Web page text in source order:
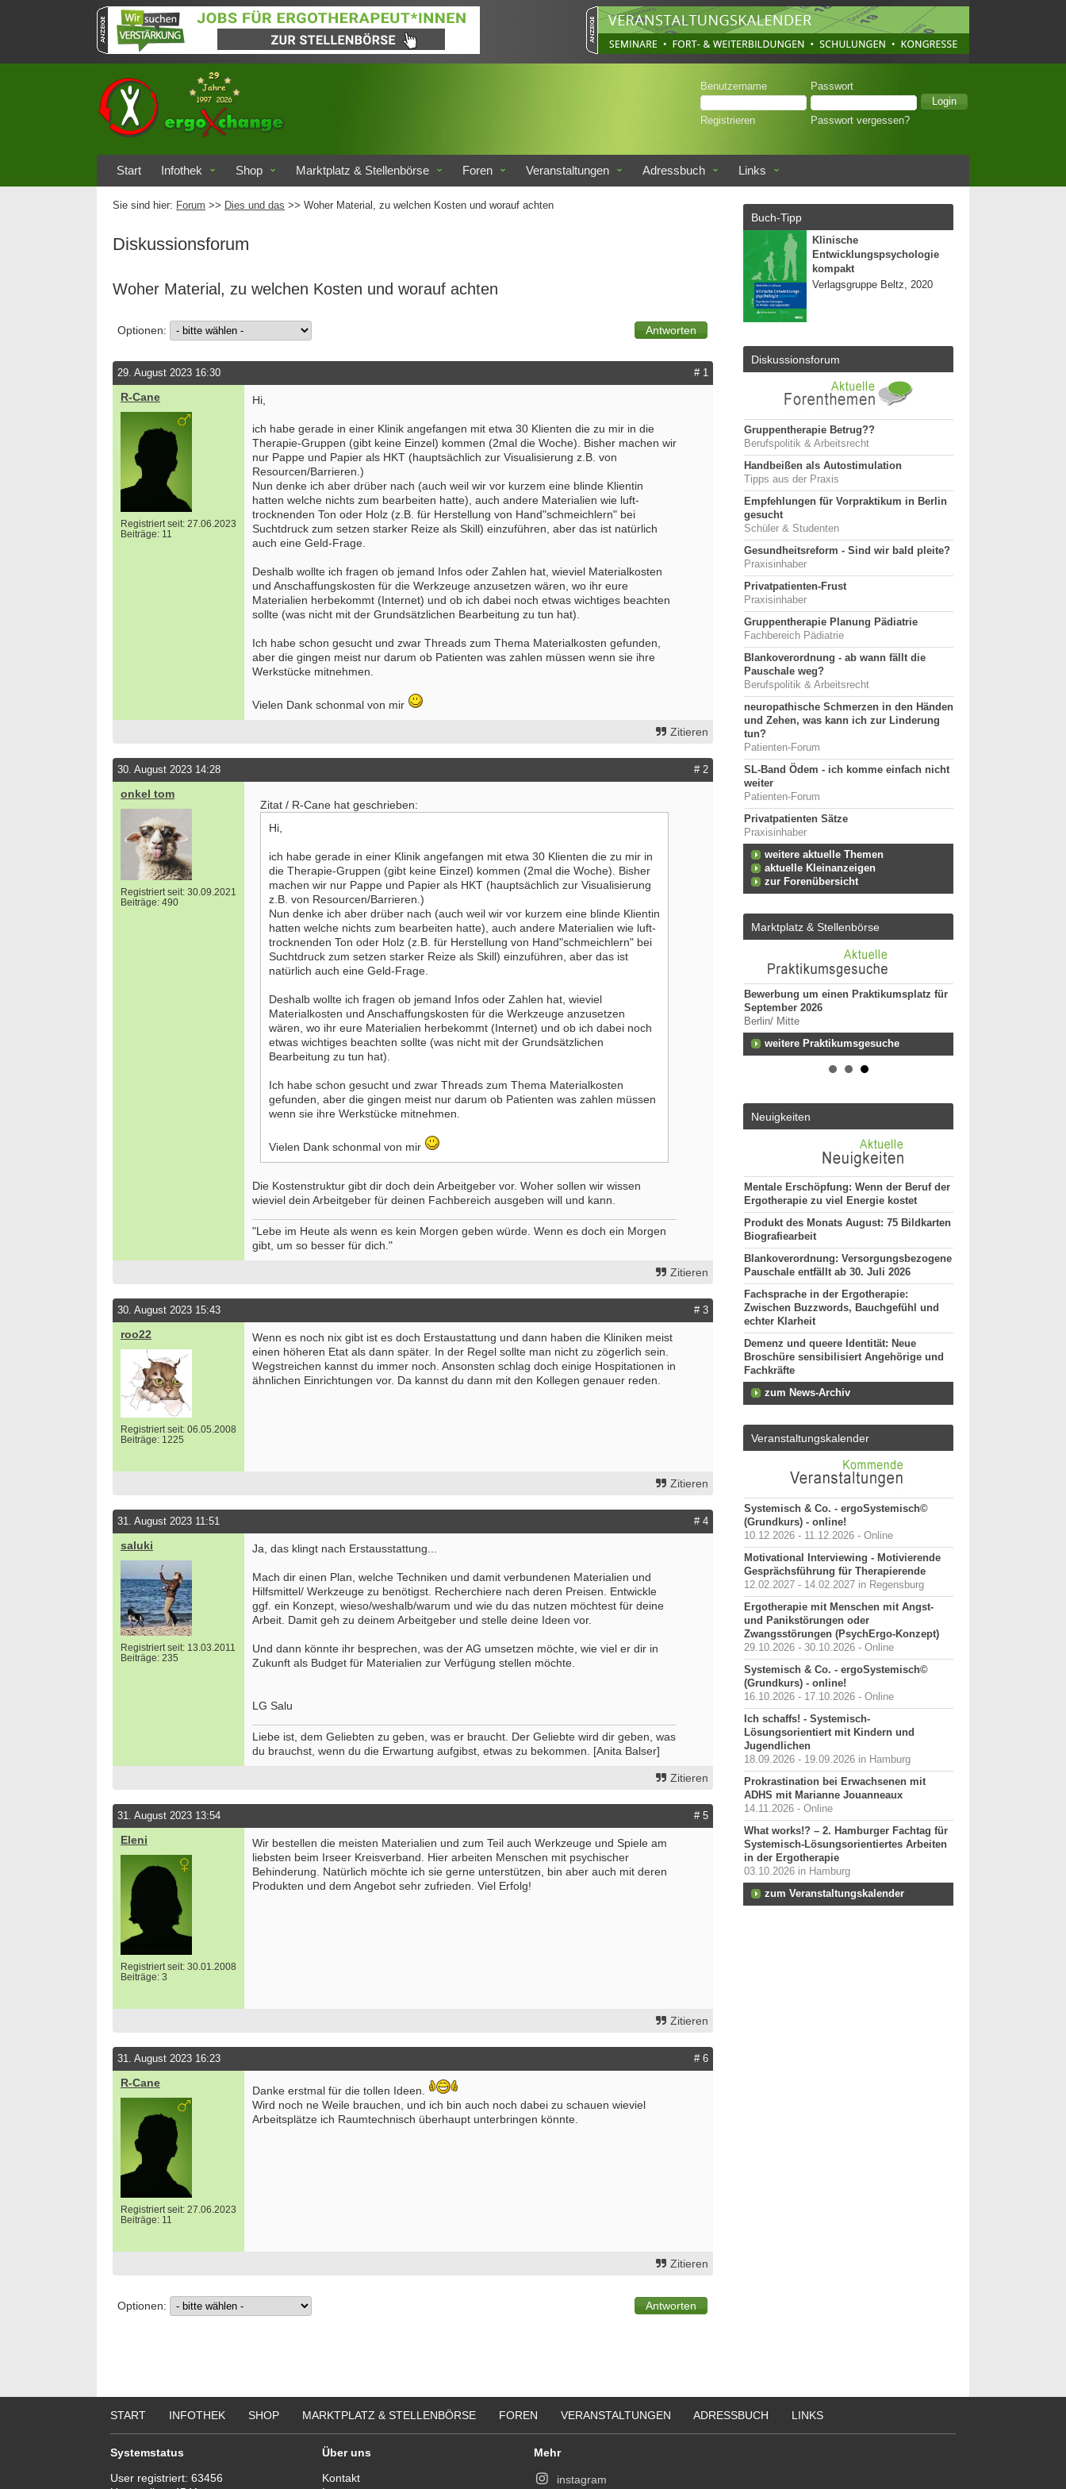
Benutzername Passwort
Registrieren Passwort vergessen?
Start Infothek Shop Marktplatz & Stellenbörse Foren Veranstaltungen Adressbuch Links
Sie sind hier: Forum >> Dies und das >> Woher Material, zu welchen Kosten und worauf achten
Diskussionsforum
Woher Material, zu welchen Kosten und worauf achten
Optionen:
29. August 2023 16:30 # 1
R-Cane
Registriert seit: 27.06.2023
Beiträge: 11
Hi,
ich habe gerade in einer Klinik angefangen mit etwa 30 Klienten die zu mir in die
Therapie-Gruppen (gibt keine Einzel) kommen (2mal die Woche). Bisher machen wir
nur Pappe und Papier als HKT (hauptsächlich zur Visualisierung z.B. von
Resourcen/Barrieren.)
Nun denke ich aber drüber nach (auch weil wir vor kurzem eine blinde Klientin
hatten welche nichts zum bearbeiten hatte), auch andere Materialien wie luft-
trocknenden Ton oder Holz (z.B. für Herstellung von Hand"schmeichlern" bei
Suchtdruck zum setzen starker Reize als Skill) einzuführen, aber das ist natürlich
auch eine Geld-Frage.
Deshalb wollte ich fragen ob jemand Infos oder Zahlen hat, wieviel Materialkosten
und Anschaffungskosten für die Werkzeuge anzusetzen wären, wo ihr eure
Materialien herbekommt (Internet) und ob ich dabei noch etwas wichtiges beachten
sollte (was nicht mit der Grundsätzlichen Bearbeitung zu tun hat).
Ich habe schon gesucht und zwar Threads zum Thema Materialkosten gefunden,
aber die gingen meist nur darum ob Patienten was zahlen müssen wenn sie ihre
Werkstücke mitnehmen.
Vielen Dank schonmal von mir
Zitieren
30. August 2023 14:28 # 2
onkel tom
Registriert seit: 30.09.2021
Beiträge: 490
Zitat / R-Cane hat geschrieben:
Hi,
ich habe gerade in einer Klinik angefangen mit etwa 30 Klienten die zu mir in
die Therapie-Gruppen (gibt keine Einzel) kommen (2mal die Woche). Bisher
machen wir nur Pappe und Papier als HKT (hauptsächlich zur Visualisierung
z.B. von Resourcen/Barrieren.)
Nun denke ich aber drüber nach (auch weil wir vor kurzem eine blinde Klientin
hatten welche nichts zum bearbeiten hatte), auch andere Materialien wie luft-
trocknenden Ton oder Holz (z.B. für Herstellung von Hand"schmeichlern" bei
Suchtdruck zum setzen starker Reize als Skill) einzuführen, aber das ist
natürlich auch eine Geld-Frage.
Deshalb wollte ich fragen ob jemand Infos oder Zahlen hat, wieviel
Materialkosten und Anschaffungskosten für die Werkzeuge anzusetzen
wären, wo ihr eure Materialien herbekommt (Internet) und ob ich dabei noch
etwas wichtiges beachten sollte (was nicht mit der Grundsätzlichen
Bearbeitung zu tun hat).
Ich habe schon gesucht und zwar Threads zum Thema Materialkosten
gefunden, aber die gingen meist nur darum ob Patienten was zahlen müssen
wenn sie ihre Werkstücke mitnehmen.
Vielen Dank schonmal von mir
Die Kostenstruktur gibt dir doch dein Arbeitgeber vor. Woher sollen wir wissen
wieviel dein Arbeitgeber für deinen Fachbereich ausgeben will und kann.
"Lebe im Heute als wenn es kein Morgen geben würde. Wenn es doch ein Morgen
gibt, um so besser für dich."
Zitieren
30. August 2023 15:43 # 3
roo22
Registriert seit: 06.05.2008
Beiträge: 1225
Wenn es noch nix gibt ist es doch Erstaustattung und dann haben die Kliniken meist
einen höheren Etat als dann später. In der Regel sollte man nicht zu zögerlich sein.
Wegstreichen kannst du immer noch. Ansonsten schlag doch einige Hospitationen in
ähnlichen Einrichtungen vor. Da kannst du dann mit den Kollegen genauer reden.
Zitieren
31. August 2023 11:51 # 4
saluki
Registriert seit: 13.03.2011
Beiträge: 235
Ja, das klingt nach Erstausstattung...
Mach dir einen Plan, welche Techniken und damit verbundenen Materialien und
Hilfsmittel/ Werkzeuge zu benötigst. Recherchiere nach deren Preisen. Entwickle
ggf. ein Konzept, wieso/weshalb/warum und wie du das nutzen möchtest für deine
Arbeit. Damit geh zu deinem Arbeitgeber und stelle deine Ideen vor.
Und dann könnte ihr besprechen, was der AG umsetzen möchte, wie viel er dir in
Zukunft als Budget für Materialien zur Verfügung stellen möchte.
LG Salu
Liebe ist, dem Geliebten zu geben, was er braucht. Der Geliebte wird dir geben, was
du brauchst, wenn du die Erwartung aufgibst, etwas zu bekommen. [Anita Balser]
Zitieren
31. August 2023 13:54 # 5
Eleni
Registriert seit: 30.01.2008
Beiträge: 3
Wir bestellen die meisten Materialien und zum Teil auch Werkzeuge und Spiele am
liebsten beim Irseer Kreisverband. Hier arbeiten Menschen mit psychischer
Behinderung. Natürlich möchte ich sie gerne unterstützen, bin aber auch mit deren
Produkten und dem Angebot sehr zufrieden. Viel Erfolg!
Zitieren
31. August 2023 16:23 # 6
R-Cane
Registriert seit: 27.06.2023
Beiträge: 11
Danke erstmal für die tollen Ideen.
Wird noch ne Weile brauchen, und ich bin auch noch dabei zu schauen wieviel
Arbeitsplätze ich Raumtechnisch überhaupt unterbringen könnte.
Zitieren
Optionen:
Buch-Tipp
Klinische
Entwicklungspsychologie
kompakt
Verlagsgruppe Beltz, 2020
Diskussionsforum
Gruppentherapie Betrug??
Berufspolitik & Arbeitsrecht
Handbeißen als Autostimulation
Tipps aus der Praxis
Empfehlungen für Vorpraktikum in Berlin
gesucht
Schüler & Studenten
Gesundheitsreform - Sind wir bald pleite?
Praxisinhaber
Privatpatienten-Frust
Praxisinhaber
Gruppentherapie Planung Pädiatrie
Fachbereich Pädiatrie
Blankoverordnung - ab wann fällt die
Pauschale weg?
Berufspolitik & Arbeitsrecht
neuropathische Schmerzen in den Händen
und Zehen, was kann ich zur Linderung
tun?
Patienten-Forum
SL-Band Ödem - ich komme einfach nicht
weiter
Patienten-Forum
Privatpatienten Sätze
Praxisinhaber
weitere aktuelle Themen
aktuelle Kleinanzeigen
zur Forenübersicht
Marktplatz & Stellenbörse
Bewerbung um einen Praktikumsplatz für
Ergotherapeut:in (m/w/d) mit Schwerpunkt
Kindertherapie
25996 - Wenningstedt
Ergotherapeut (m/w/d) in der ambulanten
Versorgung ES 21/2026
Ergotherapeut (m/w/d) Station
Altersmedizin und Neurologie Weyertal
ES 22/2026
74731 - Walldürn
Ergotherapeut (m/w/d) für psychisch-
funktionelle Behandlung in Teilzeit oder
Vollzeit
20144 - Hamburg
weitere Stellenangebote
ErgoPraxis
20000-29999 - Ahrensburg
Ergotherapeutische Praxis in Berlin zum
01.03.2027 zu verkaufen
Starte als selbständige Ergotherapeut*in
in etablierter Praxengemeinschaft
40000-49999 - Duisburg-Stadtmitte
weitere Praxisanzeigen
Bewerbung um einen Praktikumsplatz für
September 2026
Berlin/ Mitte
weitere Praktikumsgesuche
Neuigkeiten
Mentale Erschöpfung: Wenn der Beruf der
Ergotherapie zu viel Energie kostet
Produkt des Monats August: 75 Bildkarten
Biografiearbeit
Blankoverordnung: Versorgungsbezogene
Pauschale entfällt ab 30. Juli 2026
Fachsprache in der Ergotherapie:
Zwischen Buzzwords, Bauchgefühl und
echter Klarheit
Demenz und queere Identität: Neue
Broschüre sensibilisiert Angehörige und
Fachkräfte
zum News-Archiv
Veranstaltungskalender
Systemisch & Co. - ergoSystemisch©
(Grundkurs) - online!
10.12.2026 - 11.12.2026 - Online
Motivational Interviewing - Motivierende
Gesprächsführung für Therapierende
12.02.2027 - 14.02.2027 in Regensburg
Ergotherapie mit Menschen mit Angst-
und Panikstörungen oder
Zwangsstörungen (PsychErgo-Konzept)
29.10.2026 - 30.10.2026 - Online
Systemisch & Co. - ergoSystemisch©
(Grundkurs) - online!
16.10.2026 - 17.10.2026 - Online
Ich schaffs! - Systemisch-
Lösungsorientiert mit Kindern und
Jugendlichen
18.09.2026 - 19.09.2026 in Hamburg
Prokrastination bei Erwachsenen mit
ADHS mit Marianne Jouanneaux
14.11.2026 - Online
What works!? – 2. Hamburger Fachtag für
Systemisch-Lösungsorientiertes Arbeiten
in der Ergotherapie
03.10.2026 in Hamburg
zum Veranstaltungskalender
START INFOTHEK SHOP MARKTPLATZ & STELLENBÖRSE FOREN VERANSTALTUNGEN ADRESSBUCH LINKS
Systemstatus
User registriert: 63456
Über uns
Kontakt
Mehr
instagram